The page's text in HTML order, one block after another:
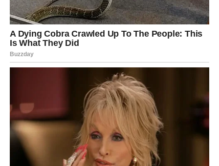
Recept-Sastojci:Za pripremu ovog snažnog sastava trebat će
vam 400 grama češnjaka, jednaka količina meda, komadić